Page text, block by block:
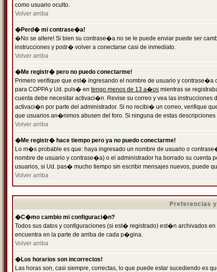
como usuario oculto.
Volver arriba
�Perd� mi contrase�a!
�No se altere! Si bien su contrase�a no se le puede enviar puede ser
instrucciones y podr� volver a conectarse casi de inmediato.
Volver arriba
�Me registr� pero no puedo conectarme!
Primero verifique que est� ingresando el nombre de usuario y
para COPPA y Ud. puls� en tengo menos de 13 a�os mientras se
cuenta debe necesitar activaci�n. Revise su correo y vea las
activaci�n por parte del administrador. Si no recibi� un correo, verifique
que usuarios an�nimos abusen del foro. Si ninguna de estas
Volver arriba
�Me registr� hace tiempo pero ya no puedo conectarme!
Lo m�s probable es que: haya ingresado un nombre de usuario o
nombre de usuario y contrase�a) o el administrador ha borrado su
usuarios, si Ud. pas� mucho tiempo sin escribir mensajes nuevos, puede
Volver arriba
Preferencias
�C�mo cambio mi configuraci�n?
Todos sus datos y configuraciones (si est� registrado) est�n archivados
encuentra en la parte de arriba de cada p�gina.
Volver arriba
�Los horarios son incorrectos!
Las horas son, casi siempre, correctas, lo que puede estar sucediendo es